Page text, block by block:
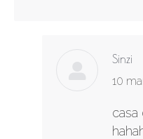
Sinzi
says:
10
casa